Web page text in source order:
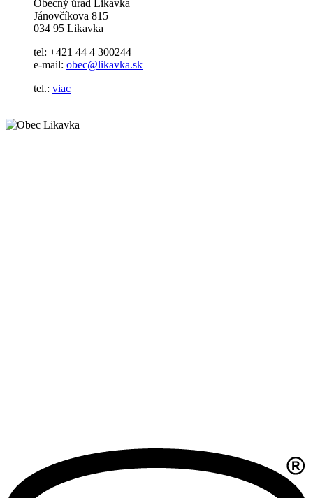
Obecný úrad Likavka
Jánovčíkova 815
034 95 Likavka
tel: +421 44 4 300244
e-mail: obec@likavka.sk
tel.: viac